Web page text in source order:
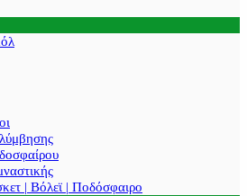
| Βόλεϊ | Ποδόσφαιρο